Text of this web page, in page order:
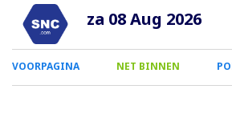
Overslaan
naar
inhoud
za 08 Aug 2026
0
Smartphone
VOORPAGINA NET BINNEN